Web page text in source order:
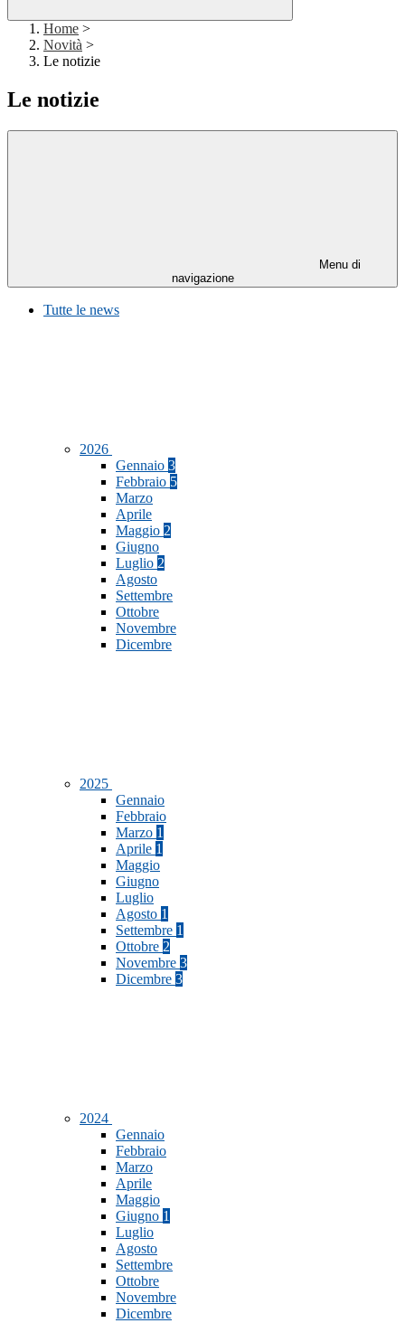
Home >
Novità >
Le notizie
Le notizie
Menu di
navigazione
Tutte le news
2026
Gennaio 3
Febbraio 5
Marzo
Aprile
Maggio 2
Giugno
Luglio 2
Agosto
Settembre
Ottobre
Novembre
Dicembre
2025
Gennaio
Febbraio
Marzo 1
Aprile 1
Maggio
Giugno
Luglio
Agosto 1
Settembre 1
Ottobre 2
Novembre 3
Dicembre 3
2024
Gennaio
Febbraio
Marzo
Aprile
Maggio
Giugno 1
Luglio
Agosto
Settembre
Ottobre
Novembre
Dicembre